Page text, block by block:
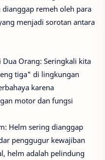
remeh oleh para
menjadi sorotan antara
Orang: Seringkali kita
tiga" di lingkungan
karena
motor dan fungsi
Helm sering dianggap
penggugur kewajiban
helm adalah pelindung